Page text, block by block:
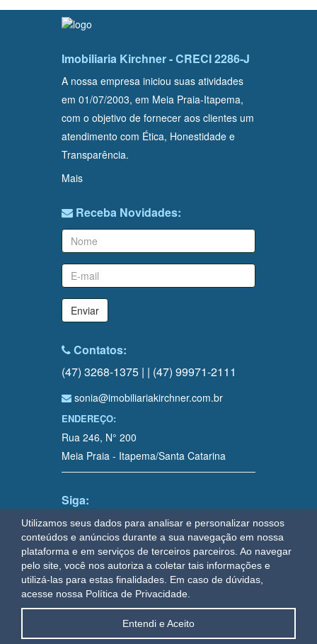
Utilizamos seus dados para analisar e personalizar nossos
conteúdos e anúncios durante a sua navegação em nossa
plataforma e em serviços de terceiros parceiros. Ao navegar
pelo site, você nos autoriza a coletar tais informações e
utilizá-las para estas finalidades. Em caso de dúvidas,
acesse nossa Política de Privacidade.
Entendi e Aceito
Imobiliaria Kirchner - CRECI 2286-J
A nossa empresa iniciou suas atividades
em 01/07/2003, em Meia Praia-Itapema,
com o objetivo de fornecer aos clientes um
atendimento com Ética, Honestidade e
Transparência.
Mais
Receba Novidades:
Enviar
Contatos:
(47) 3268-1375 | | (47) 99971-2111
sonia@imobiliariakirchner.com.br
ENDEREÇO:
Rua 246, N° 200
Meia Praia - Itapema/Santa Catarina
Siga:
OAWEB sistemas e sites para imobiliárias em Itapema